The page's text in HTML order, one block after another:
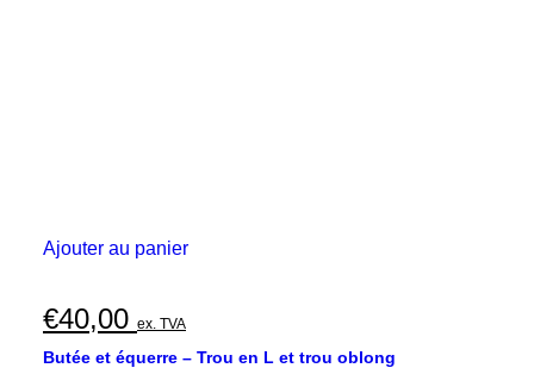
Ajouter au panier
€40,00 ex. TVA
Butée et équerre – Trou en L et trou oblong